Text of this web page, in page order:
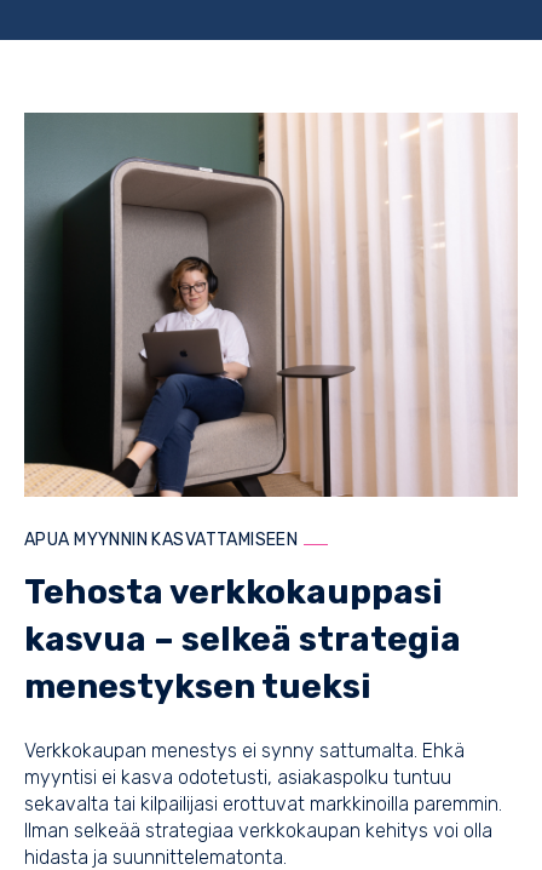
APUA MYYNNIN KASVATTAMISEEN
Tehosta verkkokauppasi
kasvua – selkeä strategia
menestyksen tueksi
Verkkokaupan menestys ei synny sattumalta. Ehkä
myyntisi ei kasva odotetusti, asiakaspolku tuntuu
sekavalta tai kilpailijasi erottuvat markkinoilla paremmin.
Ilman selkeää strategiaa verkkokaupan kehitys voi olla
hidasta ja suunnittelematonta.